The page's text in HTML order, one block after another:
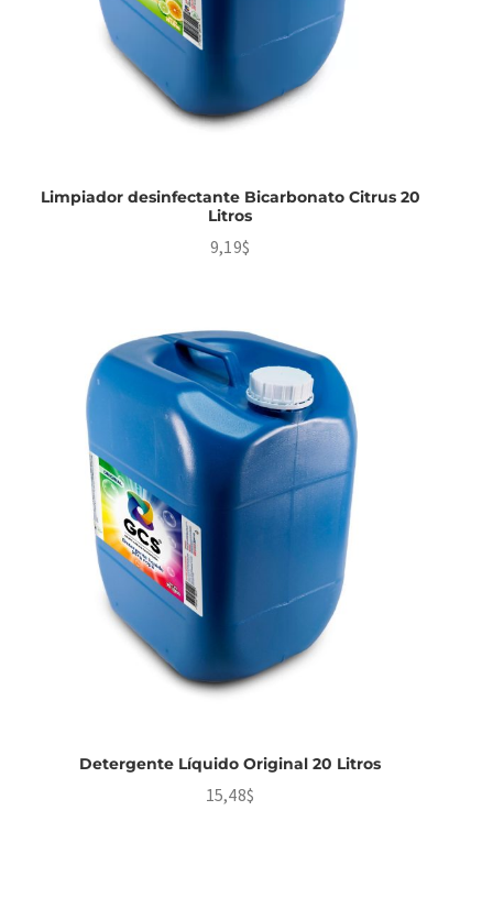
Limpiador desinfectante Bicarbonato Citrus 20
Litros
9,19$
Detergente Líquido Original 20 Litros
15,48$